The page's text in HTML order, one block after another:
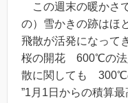
この週末の暖かさ
の）雪かきの跡はほ
飛散が活発になって
桜の開花 600℃の法
散に関しても 300℃
”1月1日からの積算